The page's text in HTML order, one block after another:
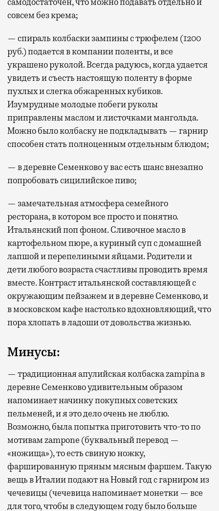
самодостаточен, что можно подавать отдельно и
совсем без крема;
— спираль колбаски зампины с трюфелем (1200
руб.) подается в компании поленты, и все
украшено руколой. Всегда радуюсь, когда удается
увидеть и съесть настоящую поленту в форме
пухлых и слегка обжаренных кубиков.
Изумрудные молодые побеги руколы
приправлены маслом и листочками мангольда.
Можно было колбаску не подкладывать — гарнир
способен стать полноценным отдельным блюдом;
— в деревне Семенково у вас есть шанс внезапно
попробовать сицилийское пиво;
— замечательная атмосфера семейного
ресторана, в котором все просто и понятно.
Итальянский поп фоном. Сливочное масло в
картофельном пюре, а куриный суп с домашней
лапшой и перепелиными яйцами. Родители и
дети любого возраста счастливы проводить время
вместе. Контраст итальянской составляющей с
окружающим пейзажем и в деревне Семенково, и
в московском кафе настолько вдохновляющий, что
пора хлопать в ладоши от довольства жизнью.
Минусы:
— традиционная апулийская колбаска zampina в
деревне Семенково удивительным образом
напоминает начинку покупных советских
пельменей, и я это дело очень не люблю.
Возможно, была попытка приготовить что-то по
мотивам zampone (буквальный перевод —
«ножища»), то есть свиную ножку,
фаршированную пряным мясным фаршем. Такую
вещь в Италии подают на Новый год с гарниром из
чечевицы (чечевица напоминает монетки — все
для того, чтобы в следующем году было больше